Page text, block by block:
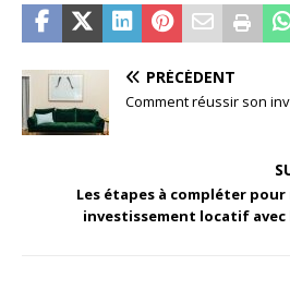
PRÉCÉDENT
Comment réussir son
Les étapes à compléter
investissement locatif avec